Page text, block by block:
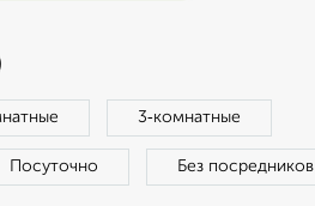
3‑комнатные
Посуточно Без посредников